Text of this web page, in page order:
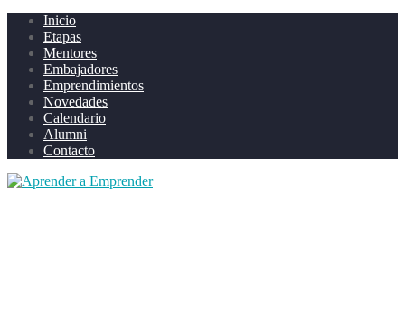
Inicio
Etapas
Mentores
Embajadores
Emprendimientos
Novedades
Calendario
Alumni
Contacto